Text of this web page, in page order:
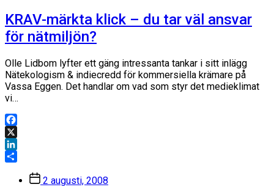
KRAV-märkta klick – du tar väl ansvar
för nätmiljön?
Olle Lidbom lyfter ett gäng intressanta tankar i sitt inlägg
Nätekologism & indiecredd för kommersiella krämare på
Vassa Eggen. Det handlar om vad som styr det medieklimat
vi…
Facebook
X
LinkedIn
Inläggsdatum
2 augusti, 2008